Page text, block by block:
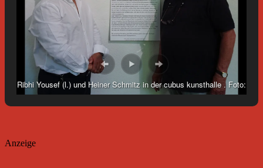
Ribhi Yousef (l.) und Heiner Schmitz in der cubus kunsthalle . Foto:
Anzeige